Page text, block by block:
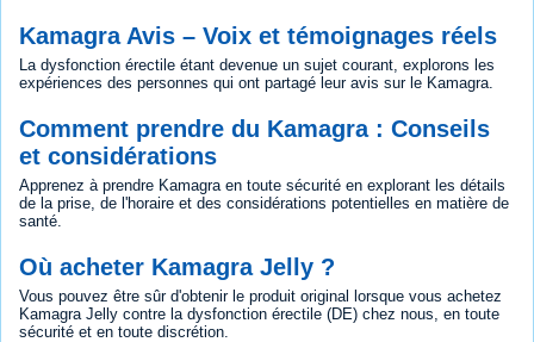
Kamagra Avis – Voix et témoignages réels
La dysfonction érectile étant devenue un sujet courant, explorons les
expériences des personnes qui ont partagé leur avis sur le Kamagra.
Comment prendre du Kamagra : Conseils
et considérations
Apprenez à prendre Kamagra en toute sécurité en explorant les détails
de la prise, de l'horaire et des considérations potentielles en matière de
santé.
Où acheter Kamagra Jelly ?
Vous pouvez être sûr d'obtenir le produit original lorsque vous achetez
Kamagra Jelly contre la dysfonction érectile (DE) chez nous, en toute
sécurité et en toute discrétion.